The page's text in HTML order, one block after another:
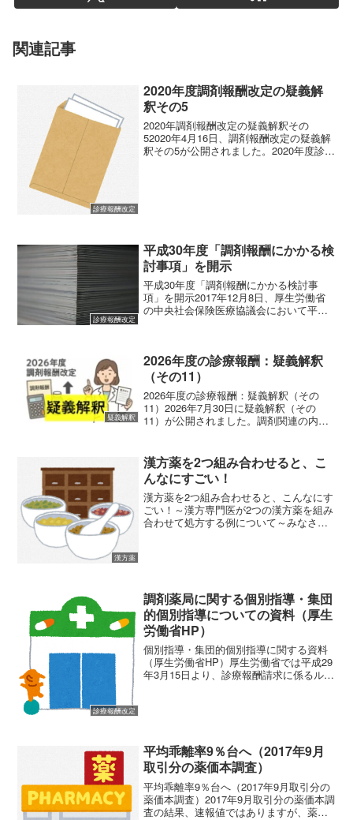
関連記事
診療報酬改定
2020年度調剤報酬改定の疑義解
釈その5
2020年調剤報酬改定の疑義解釈その
52020年4月16日、調剤報酬改定の疑義解
釈その5が公開されました。2020年度診療
診療報酬改定
平成30年度「調剤報酬にかかる検
討事項」を開示
平成30年度「調剤報酬にかかる検討事
項」を開示2017年12月8日、厚生労働省
の中央社会保険医療協議会において平成
疑義解釈
2026年度の診療報酬：疑義解釈
（その11）
2026年度の診療報酬：疑義解釈（その
11）2026年7月30日に疑義解釈（その
11）が公開されました。調剤関連の内容
てください。ブラウザはgoogle ch...
漢方薬
漢方薬を2つ組み合わせると、こ
んなにすごい！
漢方薬を2つ組み合わせると、こんなにす
ごい！～漢方専門医が2つの漢方薬を組み
合わせて処方する例について～みなさん
診療報酬改定
調剤薬局に関する個別指導・集団
的個別指導についての資料（厚生
労働省HP）
個別指導・集団的個別指導に関する資料
（厚生労働省HP）厚生労働省では平成29
年3月15日より、診療報酬請求に係るルー
平均乖離率9％台へ（2017年9月
取引分の薬価本調査）
平均乖離率9％台へ（2017年9月取引分の
薬価本調査）2017年9月取引分の薬価本調
査の結果、速報値ではありますが、薬価